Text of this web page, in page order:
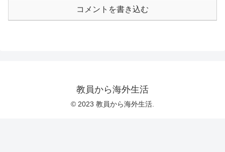
コメントを書き込む
教員から海外生活
© 2023 教員から海外生活.